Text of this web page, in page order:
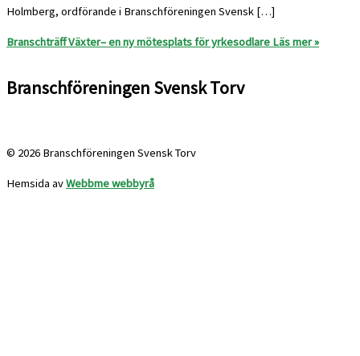
Holmberg, ordförande i Branschföreningen Svensk […]
Branschträff Växter– en ny mötesplats för yrkesodlare Läs mer »
Branschföreningen Svensk Torv
© 2026 Branschföreningen Svensk Torv
Hemsida avWebbme webbyrå